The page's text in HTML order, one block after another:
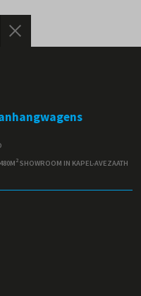
2SHOWROOM IN KAPEL-AVEZAATH